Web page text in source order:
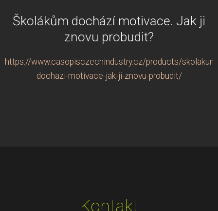
Školákům dochází motivace. Jak ji
znovu probudit?
https://www.casopisczechindustry.cz/products/
dochazi-motivace-jak-ji-znovu-probudit/
Kontakt